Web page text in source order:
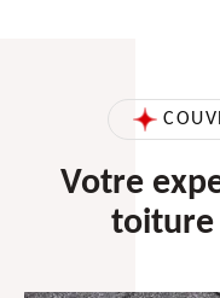
Votre
toiture